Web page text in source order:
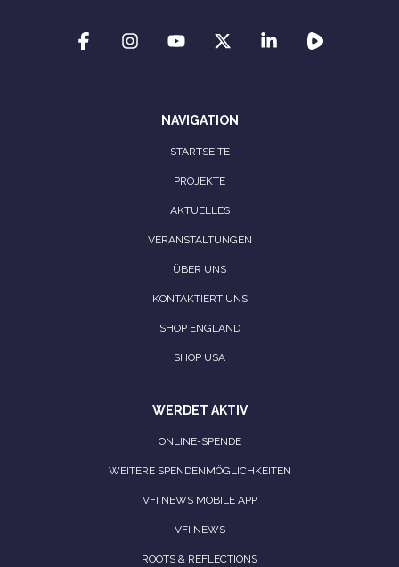
NAVIGATION
STARTSEITE
PROJEKTE
AKTUELLES
VERANSTALTUNGEN
ÜBER UNS
KONTAKTIERT UNS
SHOP ENGLAND
SHOP USA
WERDET AKTIV
ONLINE-SPENDE
WEITERE SPENDENMÖGLICHKEITEN
VFI NEWS MOBILE APP
VFI NEWS
ROOTS & REFLECTIONS